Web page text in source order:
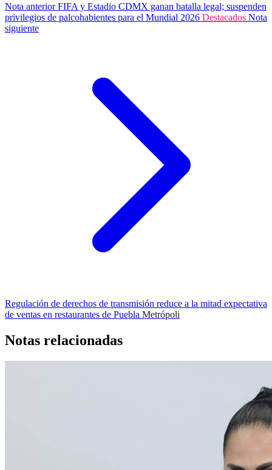
Nota anteriorFIFA y Estadio CDMX ganan batalla legal; suspenden
privilegios de palcohabientes para el Mundial 2026 Destacados Nota
siguiente
Regulación de derechos de transmisión reduce a la mitad expectativa
de ventas en restaurantes de Puebla Metrópoli
Notas relacionadas